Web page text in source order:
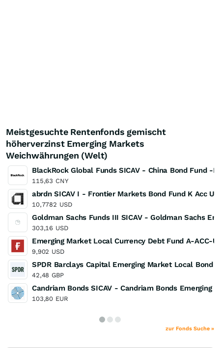
Meistgesuchte Rentenfonds gemischt
höherverzinst Emerging Markets
Weichwährungen (Welt)
BlackRock Global Funds SICAV - China Bond Fund -
115,63 CNY
abrdn SICAV I - Frontier Markets Bond Fund K Acc
10,7782 USD
Goldman Sachs Funds III SICAV - Goldman Sachs
303,16 USD
Emerging Market Local Currency Debt Fund A-ACC-
9,902 USD
SPDR Barclays Capital Emerging Market Local Bond
42,48 GBP
Candriam Bonds SICAV - Candriam Bonds Emerging
103,80 EUR
zur Fonds Suche »